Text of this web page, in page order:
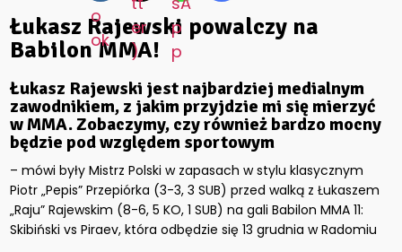
Łukasz Rajewski powalczy na
Babilon MMA!
Łukasz Rajewski jest najbardziej medialnym
zawodnikiem, z jakim przyjdzie mi się mierzyć
w MMA. Zobaczymy, czy również bardzo mocny
będzie pod względem sportowym
– mówi były Mistrz Polski w zapasach w stylu klasycznym
Piotr „Pepis” Przepiórka (3-3, 3 SUB) przed walką z Łukaszem
„Raju” Rajewskim (8-6, 5 KO, 1 SUB) na gali Babilon MMA 11:
Skibiński vs Piraev, która odbędzie się 13 grudnia w Radomiu